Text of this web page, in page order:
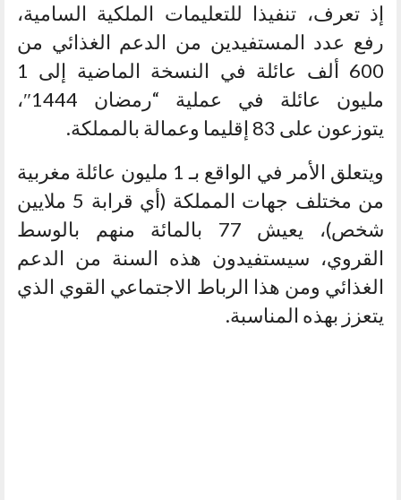
إذ تعرف، تنفيذا للتعليمات الملكية السامية،
رفع عدد المستفيدين من الدعم الغذائي من
600 ألف عائلة في النسخة الماضية إلى 1
مليون عائلة في عملية “رمضان 1444″،
يتوزعون على 83 إقليما وعمالة بالمملكة.
ويتعلق الأمر في الواقع بـ 1 مليون عائلة مغربية
من مختلف جهات المملكة (أي قرابة 5 ملايين
شخص)، يعيش 77 بالمائة منهم بالوسط
القروي، سيستفيدون هذه السنة من الدعم
الغذائي ومن هذا الرباط الاجتماعي القوي الذي
يتعزز بهذه المناسبة.